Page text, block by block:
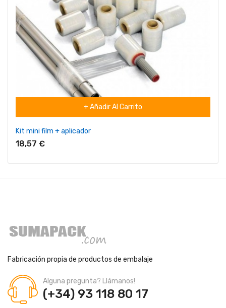
+ Añadir Al Carrito
Kit mini film + aplicador
18,57 €
Fabricación propia de productos de embalaje
Alguna pregunta? Llámanos!
(+34) 93 118 80 17